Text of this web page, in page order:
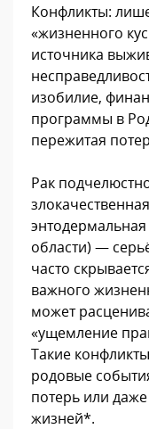
Конфликты:
«жизненного
источника
изобилие,
программы в
пережитая
Рак
области) —
часто
важного
может
«ущемление
Такие
родовые
потерь или
жизней*.